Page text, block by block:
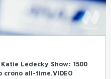
Ledecky Show: 1500
crono all-time.VIDEO